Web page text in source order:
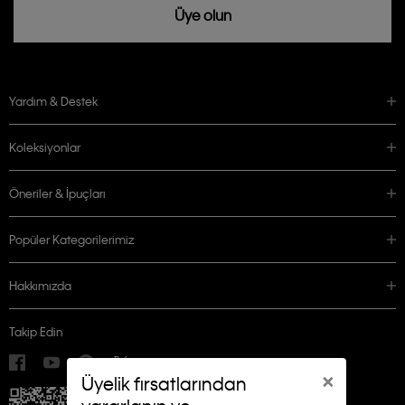
×
Üyelik fırsatlarından
Üye olun
Yardım & Destek
Koleksiyonlar
Öneriler & İpuçları
Popüler Kategorilerimiz
Hakkımızda
Takip Edin